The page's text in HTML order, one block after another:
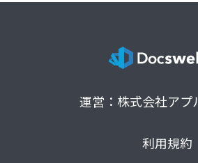
運営：株式会社アプ
利用規約